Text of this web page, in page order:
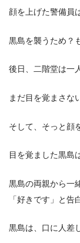
顔を上げた警備員
黒島を襲うため？
後日、二階堂は一
まだ目を覚まさな
そして、そっと顔
目を覚ました黒島
黒島の両親から一
「好きです」と告
黒島は、口に人差